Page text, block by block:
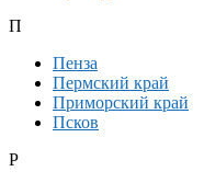
П
Пенза
Пермский край
Приморский край
Псков
Р